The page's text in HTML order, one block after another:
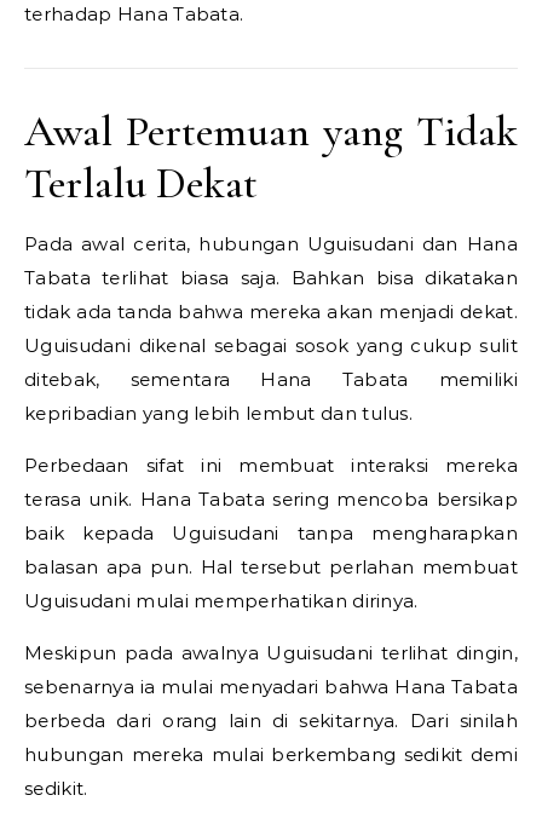
terhadap Hana Tabata.
Awal Pertemuan yang Tidak
Terlalu Dekat
Pada awal cerita, hubungan Uguisudani dan Hana
Tabata terlihat biasa saja. Bahkan bisa dikatakan
tidak ada tanda bahwa mereka akan menjadi dekat.
Uguisudani dikenal sebagai sosok yang cukup sulit
ditebak, sementara Hana Tabata memiliki
kepribadian yang lebih lembut dan tulus.
Perbedaan sifat ini membuat interaksi mereka
terasa unik. Hana Tabata sering mencoba bersikap
baik kepada Uguisudani tanpa mengharapkan
balasan apa pun. Hal tersebut perlahan membuat
Uguisudani mulai memperhatikan dirinya.
Meskipun pada awalnya Uguisudani terlihat dingin,
sebenarnya ia mulai menyadari bahwa Hana Tabata
berbeda dari orang lain di sekitarnya. Dari sinilah
hubungan mereka mulai berkembang sedikit demi
sedikit.